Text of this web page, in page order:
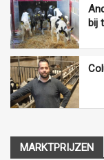
bij
MARKTPRIJZEN